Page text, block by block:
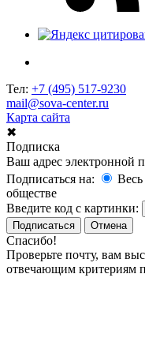
Тел: +7 (495) 517-9230
mail@sova-center.ru
Карта сайта
✖
Подписка
Ваш адрес электронной
Подписаться на:
Весь
обществе
Введите код с картинки:
Подписаться
Отмена
Спасибо!
Проверьте почту, вам
отвечающим критериям